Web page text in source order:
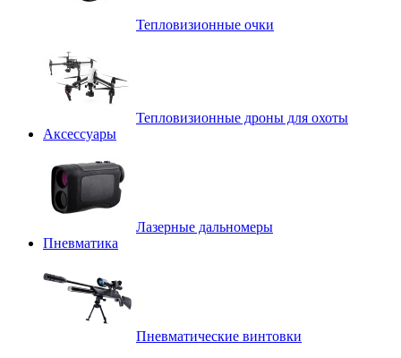
Тепловизионные очки
Тепловизионные дроны для охоты
Аксессуары
Лазерные дальномеры
Пневматика
Пневматические винтовки